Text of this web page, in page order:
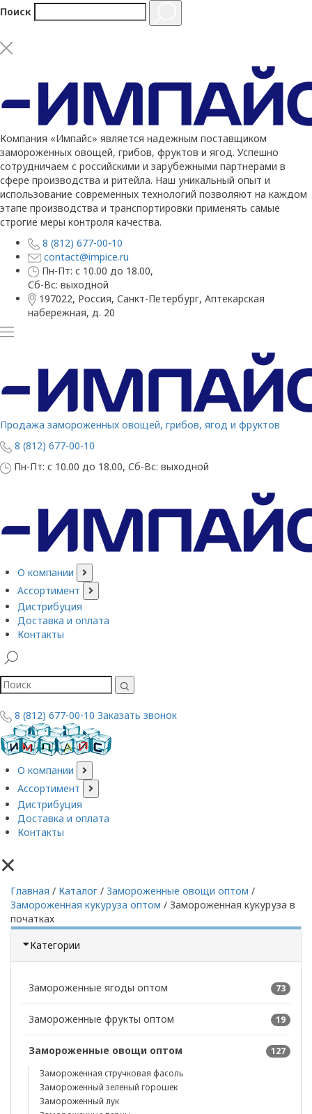
Поиск
Компания «Импайс» является надежным поставщиком
замороженных овощей, грибов, фруктов и ягод. Успешно
сотрудничаем с российскими и зарубежными партнерами в
сфере производства и ритейла. Наш уникальный опыт и
использование современных технологий позволяют на каждом
этапе производства и транспортировки применять самые
строгие меры контроля качества.
8 (812) 677-00-10
contact@impice.ru
Пн-Пт: с 10.00 до 18.00,
Сб-Вс: выходной
197022, Россия, Санкт-Петербург, Аптекарская
набережная, д. 20
Продажа замороженных овощей, грибов, ягод и фруктов
8 (812) 677-00-10
Пн-Пт: с 10.00 до 18.00, Сб-Вс: выходной
О компании
Ассортимент
Дистрибуция
Доставка и оплата
Контакты
8 (812) 677-00-10 Заказать звонок
О компании
Ассортимент
Дистрибуция
Доставка и оплата
Контакты
×
Главная / Каталог / Замороженные овощи оптом /
Замороженная кукуруза оптом / Замороженная кукуруза в
початках
Категории
Замороженные ягоды оптом 73
Замороженные фрукты оптом 19
Замороженные овощи оптом
127
Замороженная стручковая фасоль
Замороженный зеленый горошек
Замороженный лук